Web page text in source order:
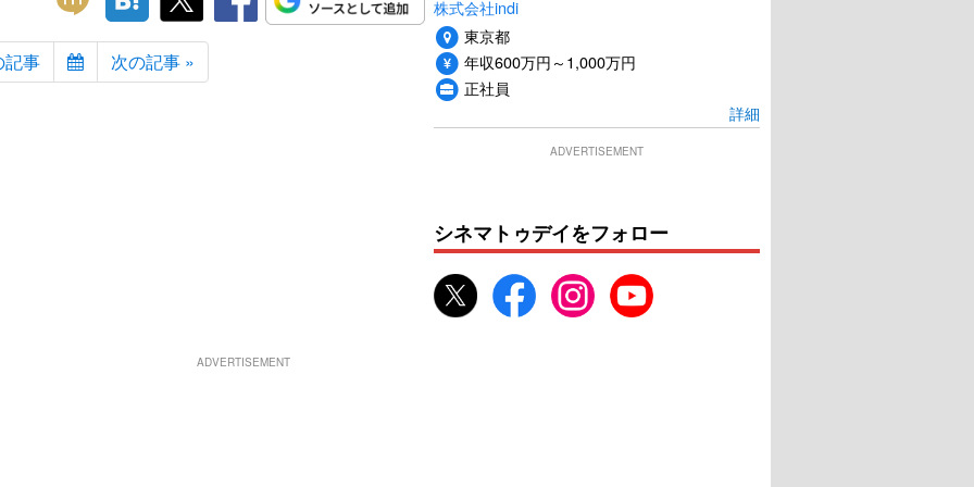
記事 次の記事 »
株式会社indi
東京都
年収600万円～1,000万円
正社員
詳細
ADVERTISEMENT
シネマトゥデイをフォロー
ADVERTISEMENT